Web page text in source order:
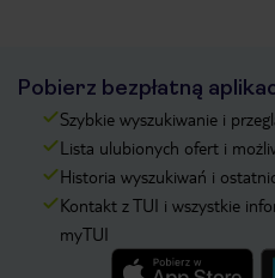
Pobierz bezpłatną
Szybkie wyszukiwanie i
Lista ulubionych ofert i
Historia wyszukiwań i
Kontakt z TUI i wszystkie
myTUI